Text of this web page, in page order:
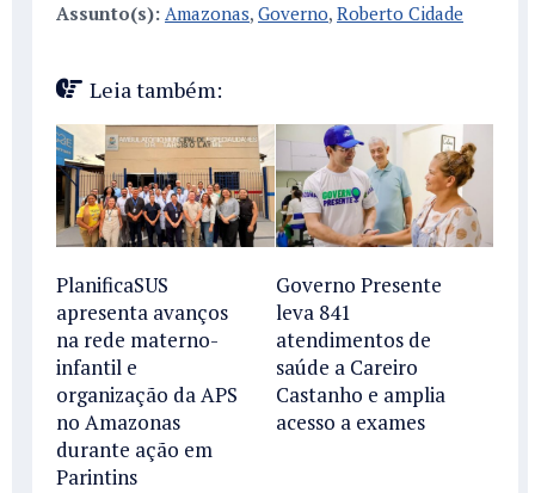
Assunto(s): Amazonas, Governo, Roberto Cidade
Leia também:
PlanificaSUS
apresenta avanços
na rede materno-
infantil e
organização da APS
no Amazonas
durante ação em
Parintins
Governo Presente
leva 841
atendimentos de
saúde a Careiro
Castanho e amplia
acesso a exames